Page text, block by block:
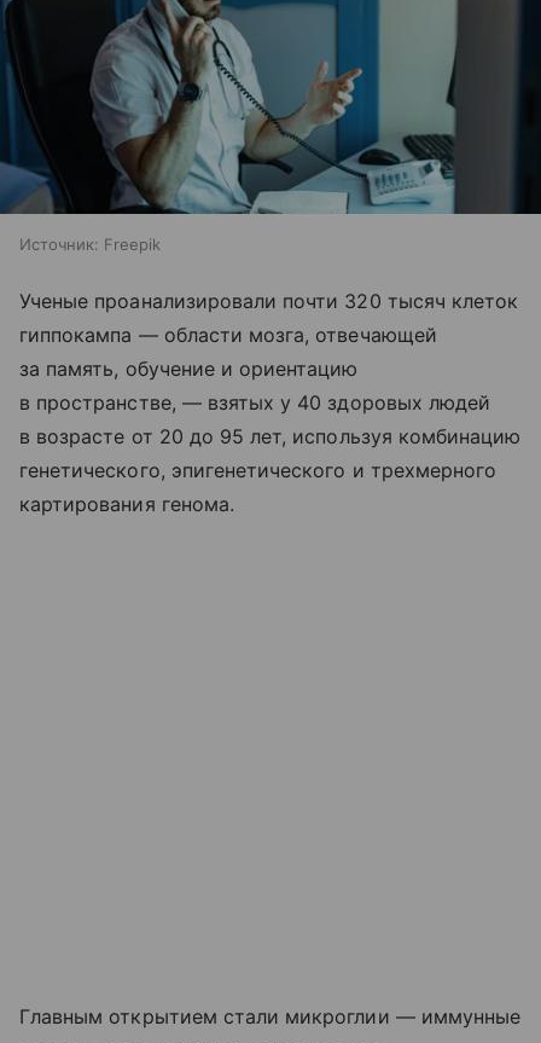
Источник: Freepik
Ученые проанализировали почти 320 тысяч клеток
гиппокампа — области мозга, отвечающей
за память, обучение и ориентацию
в пространстве, — взятых у 40 здоровых людей
в возрасте от 20 до 95 лет, используя комбинацию
генетического, эпигенетического и трехмерного
картирования генома.
Главным открытием стали микроглии — иммунные